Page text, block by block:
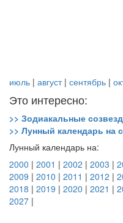
июль | август| сентябрь |
Это интересно:
>> Зодиакальные
>> Лунный календарь на
Лунный календарь на:
2000 | 2001 | 2002 | 2003 |
2009 | 2010 | 2011 | 2012 |
2018 | 2019 | 2020 | 2021 |
2027 |